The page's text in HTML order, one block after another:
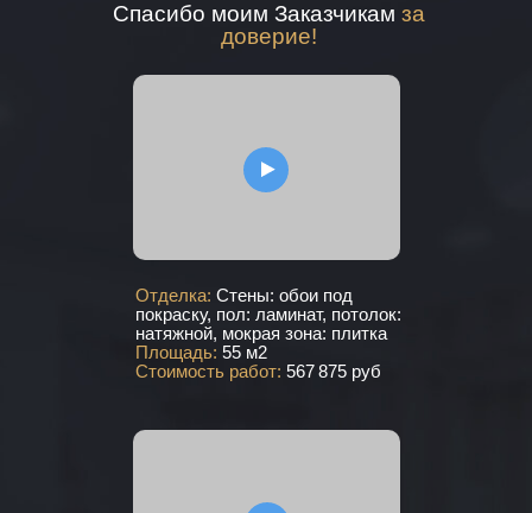
Спасибо моим Заказчикам за
доверие!
Отделка: Стены: обои под
покраску, пол: ламинат, потолок:
натяжной, мокрая зона: плитка
Площадь: 55 м2
Стоимость работ: 567 875 руб